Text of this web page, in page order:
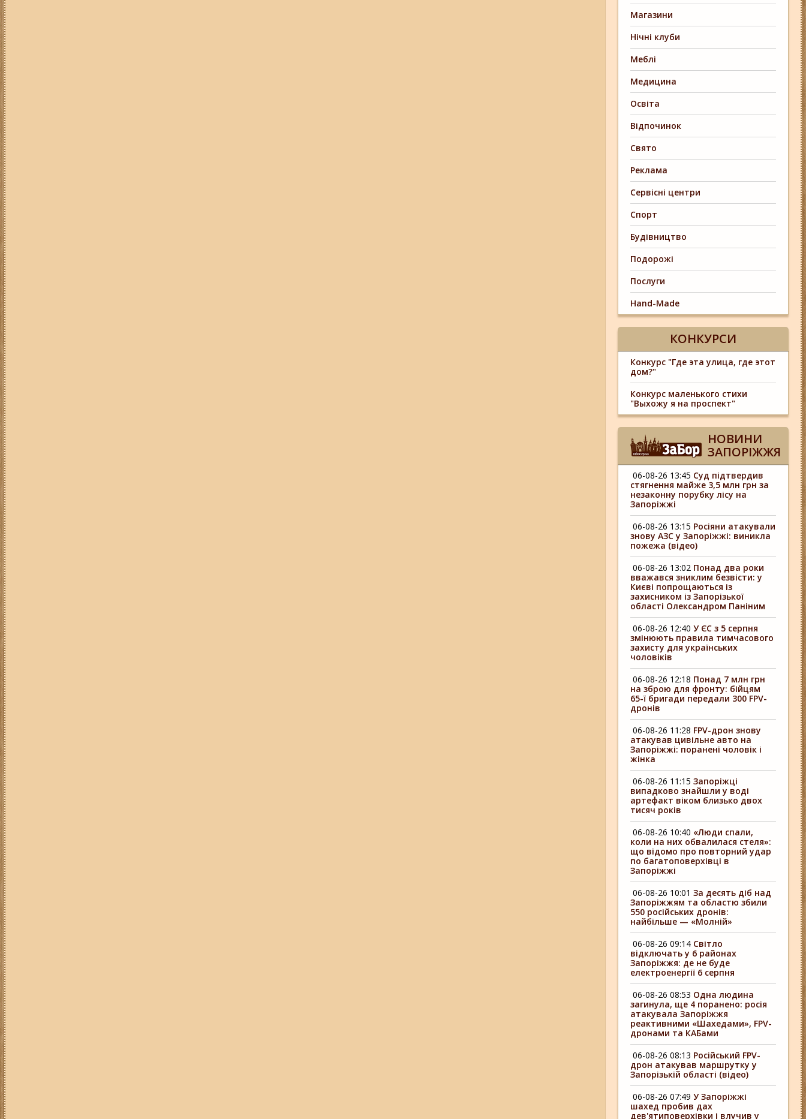
Магазини
Нічні клуби
Меблі
Медицина
Освіта
Відпочинок
Свято
Реклама
Сервісні центри
Спорт
Будівництво
Подорожі
Послуги
Hand-Made
КОНКУРСИ
Конкурс "Где эта улица, где этот
дом?"
Конкурс маленького стихи
"Выхожу я на проспект"
НОВИНИ
ЗАПОРІЖЖЯ
06-08-26 13:45 Суд підтвердив
стягнення майже 3,5 млн грн за
незаконну порубку лісу на
Запоріжжі
06-08-26 13:15 Росіяни атакували
знову АЗС у Запоріжжі: виникла
пожежа (відео)
06-08-26 13:02 Понад два роки
вважався зниклим безвісти: у
Києві попрощаються із
захисником із Запорізької
області Олександром Паніним
06-08-26 12:40 У ЄС з 5 серпня
змінюють правила тимчасового
захисту для українських
чоловіків
06-08-26 12:18 Понад 7 млн грн
на зброю для фронту: бійцям
65-ї бригади передали 300 FPV-
дронів
06-08-26 11:28 FPV-дрон знову
атакував цивільне авто на
Запоріжжі: поранені чоловік і
жінка
06-08-26 11:15 Запоріжці
випадково знайшли у воді
артефакт віком близько двох
тисяч років
06-08-26 10:40 «Люди спали,
коли на них обвалилася стеля»:
що відомо про повторний удар
по багатоповерхівці в
Запоріжжі
06-08-26 10:01 За десять діб над
Запоріжжям та областю збили
550 російських дронів:
найбільше — «Молній»
06-08-26 09:14 Світло
відключать у 6 районах
Запоріжжя: де не буде
електроенергії 6 серпня
06-08-26 08:53 Одна людина
загинула, ще 4 поранено: росія
атакувала Запоріжжя
реактивними «Шахедами», FPV-
дронами та КАБами
06-08-26 08:13 Російський FPV-
дрон атакував маршрутку у
Запорізькій області (відео)
06-08-26 07:49 У Запоріжжі
шахед пробив дах
дев'ятиповерхівки і влучив у